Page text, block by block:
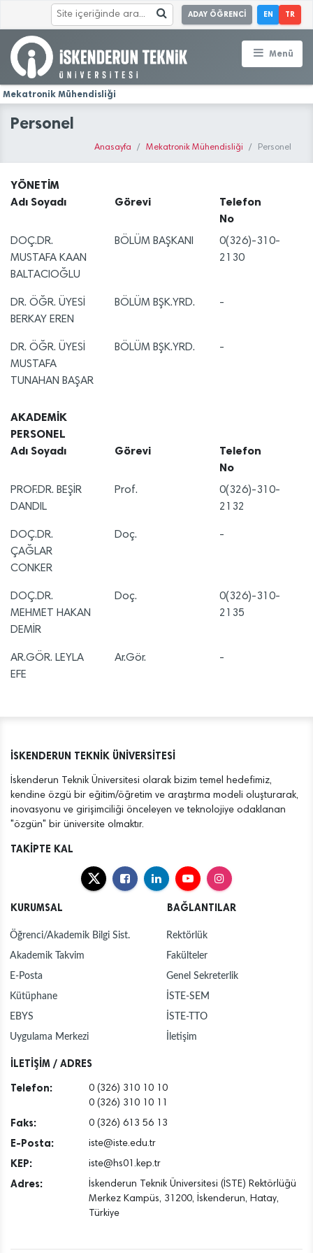
ADAY ÖĞRENCİ EN TR
Menü
Mekatronik Mühendisliği
Personel
Anasayfa Mekatronik Mühendisliği Personel
YÖNETİM
Adı Soyadı
Görevi
Telefon
No
DOÇ.DR.
MUSTAFA KAAN
BALTACIOĞLU
BÖLÜM BAŞKANI
0(326)-310-
2130
DR. ÖĞR. ÜYESİ
BERKAY EREN
BÖLÜM BŞK.YRD. -
DR. ÖĞR. ÜYESİ
MUSTAFA
TUNAHAN BAŞAR
BÖLÜM BŞK.YRD. -
AKADEMİK
PERSONEL
Adı Soyadı
Görevi
Telefon
No
PROF.DR. BEŞİR
DANDIL
Prof.
0(326)-310-
2132
DOÇ.DR.
ÇAĞLAR
CONKER
Doç. -
DOÇ.DR.
MEHMET HAKAN
DEMİR
Doç.
0(326)-310-
2135
AR.GÖR. LEYLA
EFE
Ar.Gör. -
İSKENDERUN TEKNİK ÜNİVERSİTESİ
İskenderun Teknik Üniversitesi olarak bizim temel hedefimiz,
kendine özgü bir eğitim/öğretim ve araştırma modeli oluşturarak,
inovasyonu ve girişimciliği önceleyen ve teknolojiye odaklanan
"özgün" bir üniversite olmaktır.
TAKİPTE KAL
KURUMSAL
Öğrenci/Akademik Bilgi Sist.
Akademik Takvim
E-Posta
Kütüphane
EBYS
Uygulama Merkezi
BAĞLANTILAR
Rektörlük
Fakülteler
Genel Sekreterlik
İSTE-SEM
İSTE-TTO
İletişim
İLETİŞİM / ADRES
Telefon:
0 (326) 310 10 10
0 (326) 310 10 11
Faks: 0 (326) 613 56 13
E-Posta: iste@iste.edu.tr
KEP: iste@hs01.kep.tr
Adres:
İskenderun Teknik Üniversitesi (İSTE) Rektörlüğü
Merkez Kampüs, 31200, İskenderun, Hatay,
Türkiye